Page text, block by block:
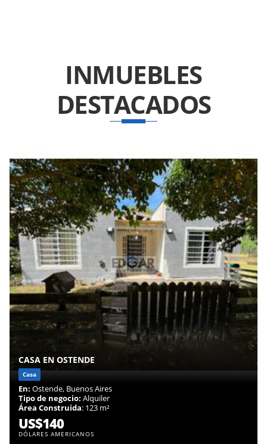
INMUEBLES
DESTACADOS
CASA EN OSTENDE
Casa
En: Ostende, Buenos Aires
Tipo de negocio: Alquiler
Área Construida: 123 m²
US$140
DÓLARES AMERICANOS